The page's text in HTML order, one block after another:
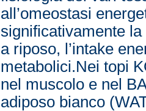
all’omeostasi
significativamente
a riposo, l’intake
metabolici.Nei topi
nel muscolo e nel
adiposo bianco